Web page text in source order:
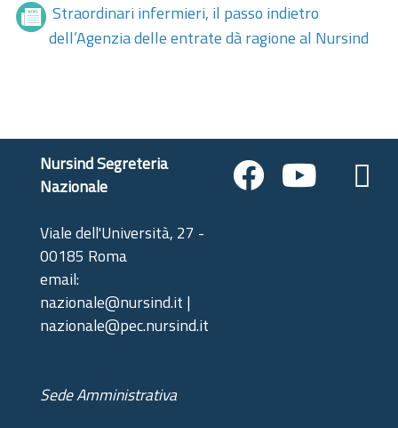
Straordinari infermieri, il passo indietro
dell’Agenzia delle entrate dà ragione al Nursind
Nursind Segreteria
Nazionale
Viale dell'Università, 27 -
00185 Roma
email:
nazionale@nursind.it |
nazionale@pec.nursind.it
Sede Amministrativa